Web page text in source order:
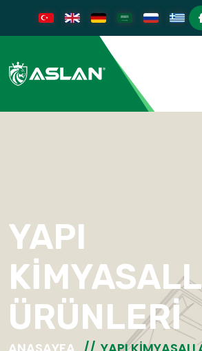
YAPI
ÜRÜNLERI
ANASAYFA YAPI